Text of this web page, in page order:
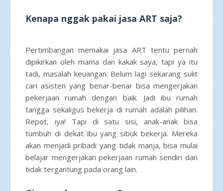
Kenapa nggak pakai jasa ART saja?
Pertimbangan memakai jasa ART tentu pernah
dipikirkan oleh mama dan kakak saya, tapi ya itu
tadi, masalah keuangan. Belum lagi sekarang sulit
cari asisten yang benar-benar bisa mengerjakan
pekerjaan rumah dengan baik. Jadi ibu rumah
tangga sekaligus bekerja di rumah adalah pilihan.
Repot, iya! Tapi di satu sisi, anak-anak bisa
tumbuh di dekat ibu yang sibuk bekerja. Mereka
akan menjadi pribadi yang tidak manja, bisa mulai
belajar mengerjakan pekerjaan rumah sendiri dan
tidak tergantung pada orang lain.